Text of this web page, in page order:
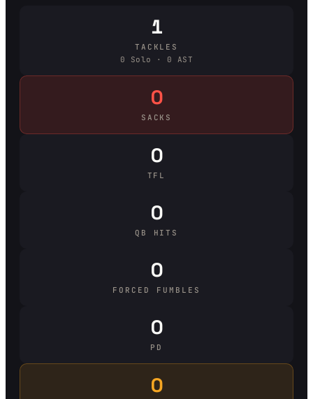
1
TACKLES
0 Solo · 0 AST
0
SACKS
0
TFL
0
QB HITS
0
FORCED FUMBLES
0
PD
0